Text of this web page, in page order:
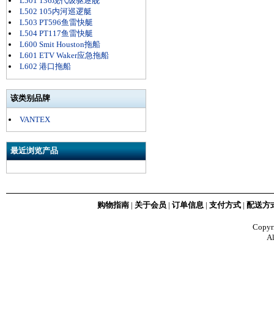
L502 105内河巡逻艇
L503 PT596鱼雷快艇
L504 PT117鱼雷快艇
L600 Smit Houston拖船
L601 ETV Waker应急拖船
L602 港口拖船
该类别品牌
VANTEX
最近浏览产品
购物指南 | 关于会员 | 订单信息 | 支付方式 | 配送方